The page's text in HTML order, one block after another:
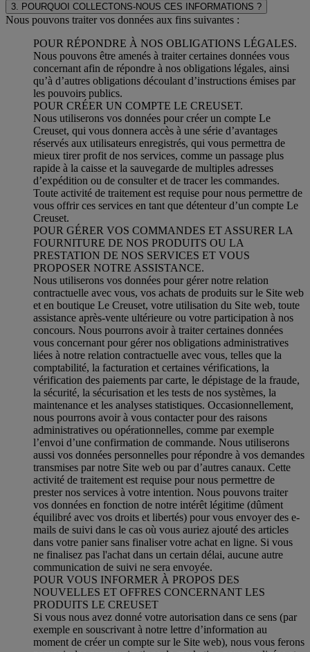
3. POURQUOI COLLECTONS-NOUS CES INFORMATIONS ?
Nous pouvons traiter vos données aux fins suivantes :
POUR RÉPONDRE À NOS OBLIGATIONS LÉGALES.
Nous pouvons être amenés à traiter certaines données vous
concernant afin de répondre à nos obligations légales, ainsi
qu’à d’autres obligations découlant d’instructions émises par
les pouvoirs publics.
POUR CRÉER UN COMPTE LE CREUSET.
Nous utiliserons vos données pour créer un compte Le
Creuset, qui vous donnera accès à une série d’avantages
réservés aux utilisateurs enregistrés, qui vous permettra de
mieux tirer profit de nos services, comme un passage plus
rapide à la caisse et la sauvegarde de multiples adresses
d’expédition ou de consulter et de tracer les commandes.
Toute activité de traitement est requise pour nous permettre de
vous offrir ces services en tant que détenteur d’un compte Le
Creuset.
POUR GÉRER VOS COMMANDES ET ASSURER LA
FOURNITURE DE NOS PRODUITS OU LA
PRESTATION DE NOS SERVICES ET VOUS
PROPOSER NOTRE ASSISTANCE.
Nous utiliserons vos données pour gérer notre relation
contractuelle avec vous, vos achats de produits sur le Site web
et en boutique Le Creuset, votre utilisation du Site web, toute
assistance après-vente ultérieure ou votre participation à nos
concours. Nous pourrons avoir à traiter certaines données
vous concernant pour gérer nos obligations administratives
liées à notre relation contractuelle avec vous, telles que la
comptabilité, la facturation et certaines vérifications, la
vérification des paiements par carte, le dépistage de la fraude,
la sécurité, la sécurisation et les tests de nos systèmes, la
maintenance et les analyses statistiques. Occasionnellement,
nous pourrons avoir à vous contacter pour des raisons
administratives ou opérationnelles, comme par exemple
l’envoi d’une confirmation de commande. Nous utiliserons
aussi vos données personnelles pour répondre à vos demandes
transmises par notre Site web ou par d’autres canaux. Cette
activité de traitement est requise pour nous permettre de
prester nos services à votre intention. Nous pouvons traiter
vos données en fonction de notre intérêt légitime (dûment
équilibré avec vos droits et libertés) pour vous envoyer des e-
mails de suivi dans le cas où vous auriez ajouté des articles
dans votre panier sans finaliser votre achat en ligne. Si vous
ne finalisez pas l'achat dans un certain délai, aucune autre
communication de suivi ne sera envoyée.
POUR VOUS INFORMER À PROPOS DES
NOUVELLES ET OFFRES CONCERNANT LES
PRODUITS LE CREUSET
Si vous nous avez donné votre autorisation dans ce sens (par
exemple en souscrivant à notre lettre d’information au
moment de créer un compte sur le Site web), nous vous ferons